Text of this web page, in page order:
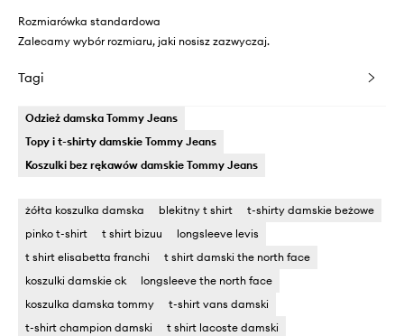
Rozmiarówka standardowa
Zalecamy wybór rozmiaru, jaki nosisz zazwyczaj.
Tagi
Odzież damska Tommy Jeans
Topy i t-shirty damskie Tommy Jeans
Koszulki bez rękawów damskie Tommy Jeans
żółta koszulka damska blekitny t shirt
t-shirty damskie beżowe
pinko t-shirt
t shirt bizuu
longsleeve levis
t shirt elisabetta franchi
t shirt damski the north face
koszulki damskie ck
longsleeve the north face
koszulka damska tommy
t-shirt vans damski
t-shirt champion damski
t shirt lacoste damski